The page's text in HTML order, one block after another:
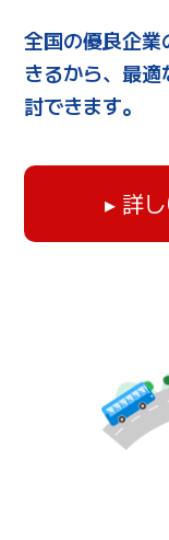
全国の優良企
きるから、最
討できます。
▸ 詳